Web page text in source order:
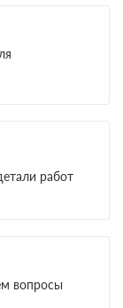
работ
вопросы